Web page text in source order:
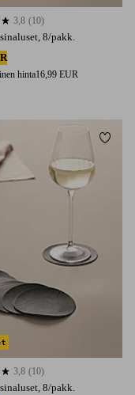
8/pakk.
hinta16,99 EUR
10 arvosanaan
3,8 (10)
8/pakk.
10 arvosanaan
3,8 (10)
Lisää